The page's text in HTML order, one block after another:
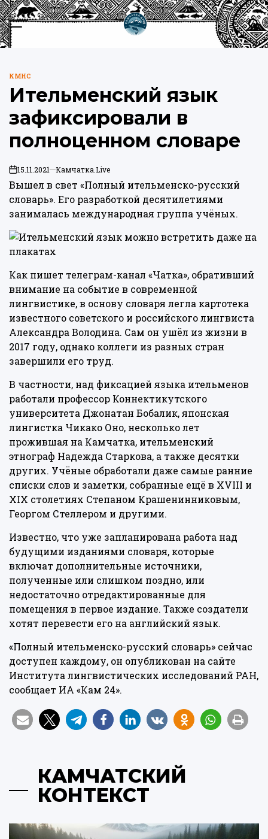
Перейти
к
содержимому
Меню
ОПУБЛИКОВАНО
В
КМНС
Ительменский язык
зафиксировали в
полноценном словаре
on15.11.2021 Камчатка.Live
Вышел в свет «Полный ительменско-русский
словарь». Его разработкой десятилетиями
занималась международная группа учёных.
Как пишет телеграм-канал «Чатка», обративший
внимание на событие в современной
лингвистике, в основу словаря легла картотека
известного советского и российского лингвиста
Александра Володина. Сам он ушёл из жизни в
2017 году, однако коллеги из разных стран
завершили его труд.
В частности, над фиксацией языка ительменов
работали профессор Коннектикутского
университета Джонатан Бобалик, японская
лингистка Чикако Оно, несколько лет
прожившая на Камчатка, ительменский
этнограф Надежда Старкова, а также десятки
других. Учёные обработали даже самые ранние
списки слов и заметки, собранные ещё в XVIII и
XIX столетиях Степаном Крашенинниковым,
Георгом Стеллером и другими.
Известно, что уже запланирована работа над
будущими изданиями словаря, которые
включат дополнительные источники,
полученные или слишком поздно, или
недостаточно отредактированные для
помещения в первое издание. Также создатели
хотят перевести его на английский язык.
«Полный ительменско-русский словарь» сейчас
доступен каждому, он опубликован на сайте
Института лингвистических исследований РАН,
сообщает ИА «Кам 24».
КАМЧАТСКИЙ
КОНТЕКСТ